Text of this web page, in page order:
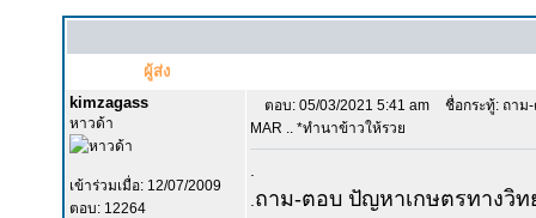
ผู้ส่ง
kimzagass
หาวด้า
เข้าร่วมเมื่อ: 12/07/2009
ตอบ: 12264
ตอบ: 05/03/2021 5:41 am
ชื่อกระทู้: ถาม
MAR .. *ทำนาข้าวให้รวย
ถาม-ตอบ ปัญหาเกษตรทางวิท